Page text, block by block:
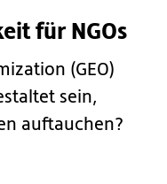
für NGOs
(GEO)
sein,
auftauchen?